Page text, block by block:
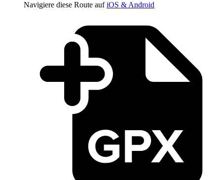
Navigiere diese Route aufiOS & Android